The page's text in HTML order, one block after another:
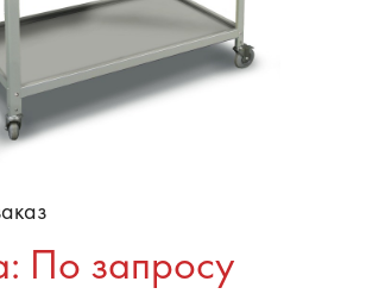
По запросу